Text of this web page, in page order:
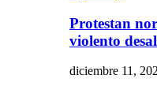
Protestan
violento
diciembre 11,